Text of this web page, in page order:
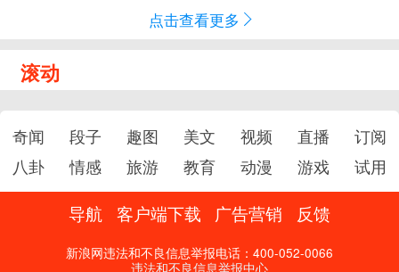
点击查看更多
滚动
奇闻 段子 趣图 美文 视频 直播
订阅
八卦
情感 旅游 教育 动漫 游戏 试用
导航 客户端下载 广告营销 反馈
新浪网违法和不良信息举报电话：400-052-0066
违法和不良信息举报中心